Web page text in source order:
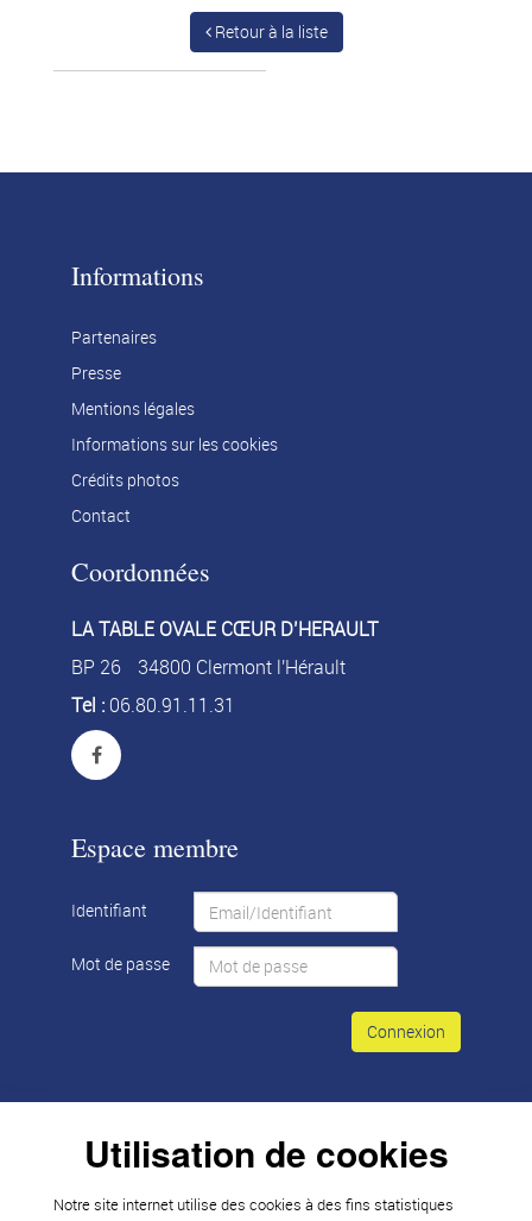
Retour à la liste
Informations
Partenaires
Presse
Mentions légales
Informations sur les cookies
Crédits photos
Contact
Coordonnées
LA TABLE OVALE CŒUR D’HERAULT
BP 26
34800 Clermont l'Hérault
Tel : 06.80.91.11.31
Espace membre
Identifiant
Mot de passe
Connexion
© 2026 Tous droits réservés -
Utilisation de cookies
Notre site internet utilise des cookies à des fins statistiques